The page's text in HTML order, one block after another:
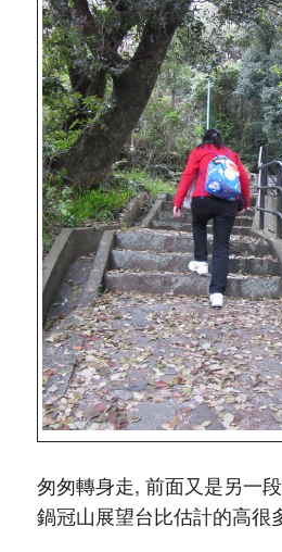
匆匆轉身走, 前面又是另一
鍋冠山展望台比估計的高很